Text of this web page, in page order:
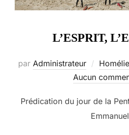
L’ESPRIT,
par Administrateur
Aucun
Prédication du jour de la
Emmanuel